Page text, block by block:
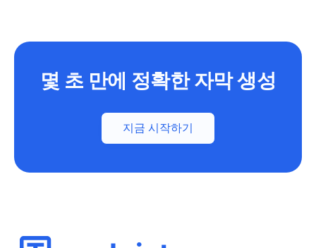
몇 초 만에 정확한 자막 생성
지금 시작하기